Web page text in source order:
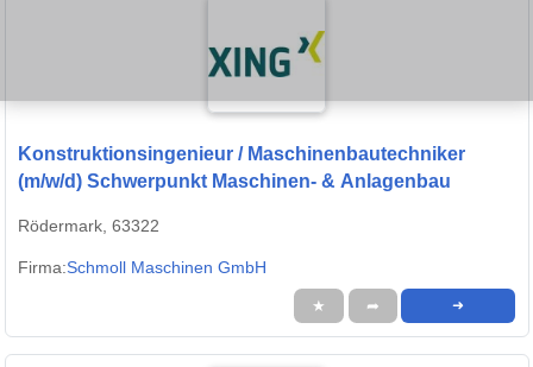
Konstruktionsingenieur / Maschinenbautechniker
(m/w/d) Schwerpunkt Maschinen- & Anlagenbau
Rödermark, 63322
Firma:Schmoll Maschinen GmbH
★ ➦ ➜